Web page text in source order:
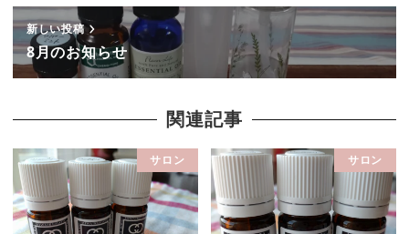
新しい投稿
8月のお知らせ
関連記事
サロン サロン